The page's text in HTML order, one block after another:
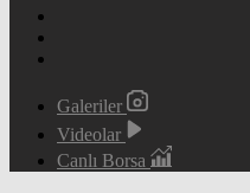
Galeriler
Videolar
Canlı Borsa